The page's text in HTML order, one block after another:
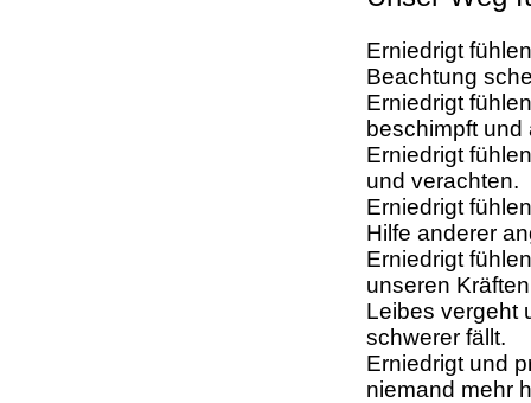
Erniedrigt
Beachtung
Erniedrigt
beschimpft
Erniedrigt
und verachten.
Erniedrigt
Hilfe anderer
Erniedrigt
unseren
Leibes vergeht
schwerer fällt.
Erniedrigt und
niemand mehr